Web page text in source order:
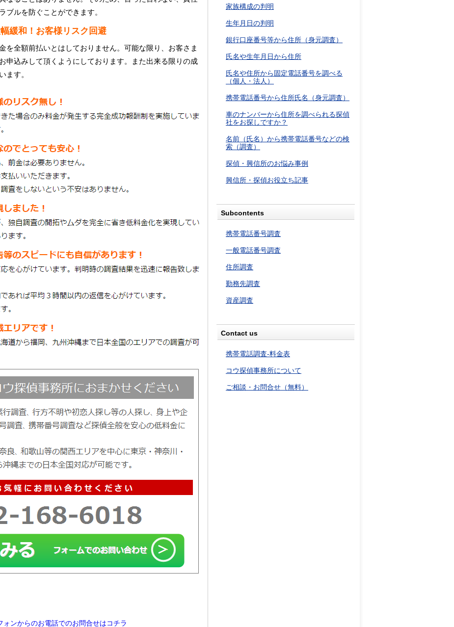
ブルを防ぐことができます。
緩和！お客様リスク回避
を全額前払いとはしておりません。可能な限り、お客さま
申込みして頂くようにしております。また出来る限りの成
ます。
ォンからのお電話でのお問合せはコチラ
家族構成の判明
生年月日の判明
銀行口座番号等から住所（身元調査）
氏名や生年月日から住所
氏名や住所から固定電話番号を調べる
（個人・法人）
携帯電話番号から住所氏名（身元調査）
車のナンバーから住所を調べられる探偵
社をお探しですか？
名前（氏名）から携帯電話番号などの検
索（調査）
探偵・興信所のお悩み事例
興信所・探偵お役立ち記事
Subcontents
携帯電話番号調査
一般電話番号調査
住所調査
勤務先調査
資産調査
Contact us
携帯電話調査-料金表
コウ探偵事務所について
ご相談・お問合せ（無料）